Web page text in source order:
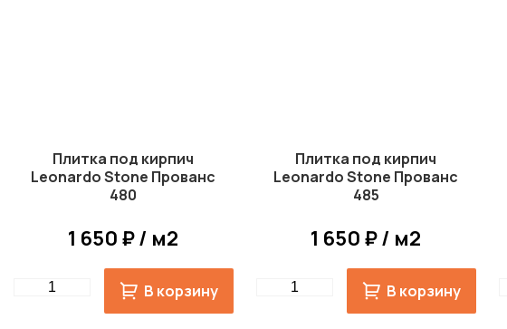
Плитка под кирпич
Leonardo Stone Прованс
480
1 650 ₽ / м2
Quantity В корзину
Плитка под кирпич
Leonardo Stone Прованс
485
1 650 ₽ / м2
Quantity В корзину